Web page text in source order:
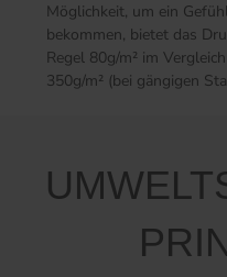
Möglichkeit, um ein
bekommen, bietet das
Regel 80g/m² im
350g/m² (bei gängigen